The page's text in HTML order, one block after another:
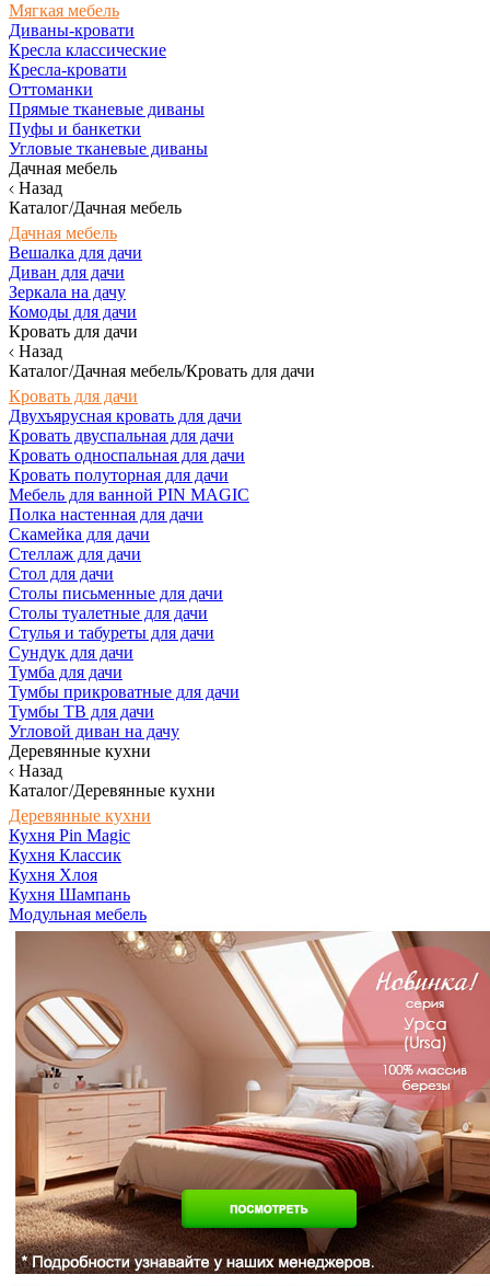
Мягкая мебель
Диваны-кровати
Кресла классические
Кресла-кровати
Оттоманки
Прямые тканевые диваны
Пуфы и банкетки
Угловые тканевые диваны
Дачная мебель
Назад
Каталог/Дачная мебель
Дачная мебель
Вешалка для дачи
Диван для дачи
Зеркала на дачу
Комоды для дачи
Кровать для дачи
Назад
Каталог/Дачная мебель/Кровать для дачи
Кровать для дачи
Двухъярусная кровать для дачи
Кровать двуспальная для дачи
Кровать односпальная для дачи
Кровать полуторная для дачи
Мебель для ванной PIN MAGIC
Полка настенная для дачи
Скамейка для дачи
Стеллаж для дачи
Стол для дачи
Столы письменные для дачи
Столы туалетные для дачи
Стулья и табуреты для дачи
Сундук для дачи
Тумба для дачи
Тумбы прикроватные для дачи
Тумбы ТВ для дачи
Угловой диван на дачу
Деревянные кухни
Назад
Каталог/Деревянные кухни
Деревянные кухни
Кухня Pin Magic
Кухня Классик
Кухня Хлоя
Кухня Шампань
Модульная мебель